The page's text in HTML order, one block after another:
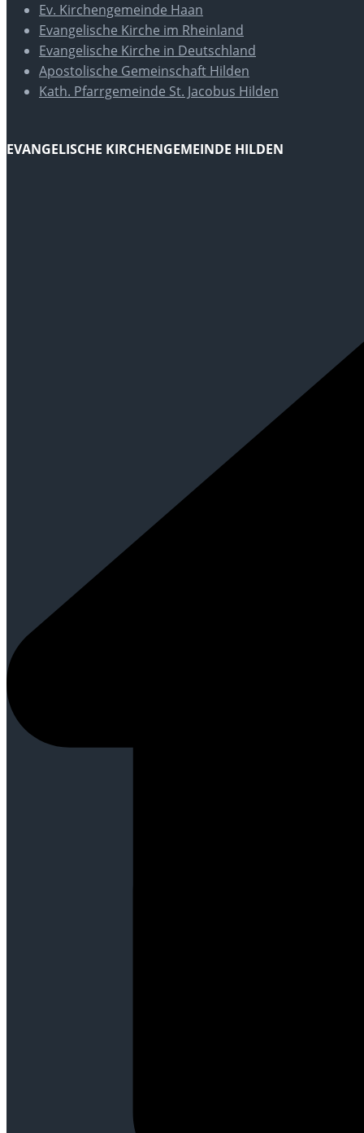
Ev. Kirchengemeinde Haan
Evangelische Kirche im Rheinland
Evangelische Kirche in Deutschland
Apostolische Gemeinschaft Hilden
Kath. Pfarrgemeinde St. Jacobus Hilden
EVANGELISCHE KIRCHENGEMEINDE HILDEN